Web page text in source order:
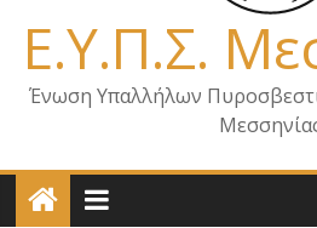
Ε.Υ.Π.Σ.
Ένωση Υπαλλήλων